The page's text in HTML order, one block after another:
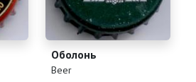
Оболонь
(Beer)